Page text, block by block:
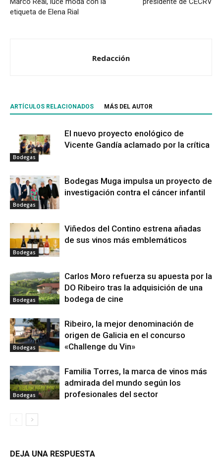
etiqueta de Elena Rial
Redacción
ARTÍCULOS RELACIONADOS MÁS DEL AUTOR
Bodegas
El nuevo proyecto enológico de
Vicente Gandía aclamado por la crítica
Bodegas
Bodegas Muga impulsa un proyecto de
investigación contra el cáncer infantil
Bodegas
Viñedos del Contino estrena añadas
de sus vinos más emblemáticos
Bodegas
Carlos Moro refuerza su apuesta por la
DO Ribeiro tras la adquisición de una
bodega de cine
Bodegas
Ribeiro, la mejor denominación de
origen de Galicia en el concurso
«Challenge du Vin»
Bodegas
Familia Torres, la marca de vinos más
admirada del mundo según los
profesionales del sector
DEJA UNA RESPUESTA